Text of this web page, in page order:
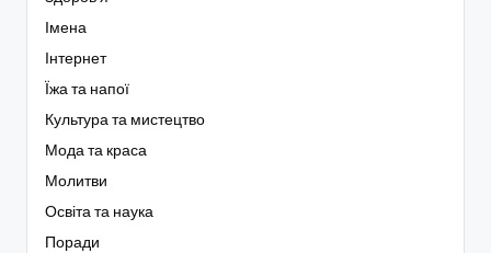
Імена
Інтернет
Їжа та напої
Культура та мистецтво
Мода та краса
Молитви
Освіта та наука
Поради